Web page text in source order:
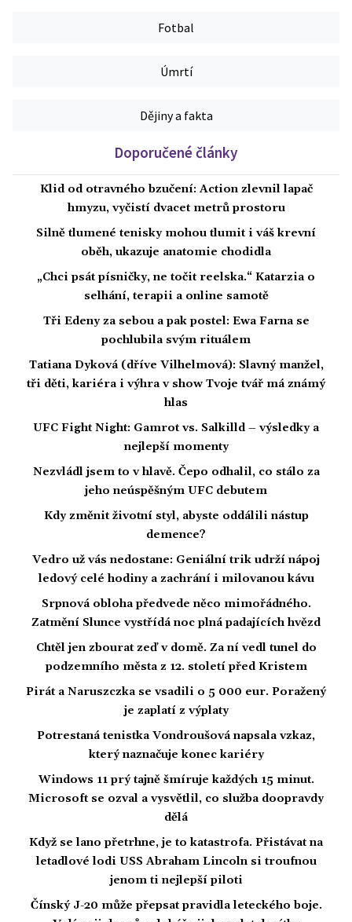
Fotbal
Úmrtí
Dějiny a fakta
Doporučené články
Klid od otravného bzučení: Action zlevnil lapač
hmyzu, vyčistí dvacet metrů prostoru
Silně tlumené tenisky mohou tlumit i váš krevní
oběh, ukazuje anatomie chodidla
„Chci psát písničky, ne točit reelska.“ Katarzia o
selhání, terapii a online samotě
Tři Edeny za sebou a pak postel: Ewa Farna se
pochlubila svým rituálem
Tatiana Dyková (dříve Vilhelmová): Slavný manžel,
tři děti, kariéra i výhra v show Tvoje tvář má známý
hlas
UFC Fight Night: Gamrot vs. Salkilld – výsledky a
nejlepší momenty
Nezvládl jsem to v hlavě. Čepo odhalil, co stálo za
jeho neúspěšným UFC debutem
Kdy změnit životní styl, abyste oddálili nástup
demence?
Vedro už vás nedostane: Geniální trik udrží nápoj
ledový celé hodiny a zachrání i milovanou kávu
Srpnová obloha předvede něco mimořádného.
Zatmění Slunce vystřídá noc plná padajících hvězd
Chtěl jen zbourat zeď v domě. Za ní vedl tunel do
podzemního města z 12. století před Kristem
Pirát a Naruszczka se vsadili o 5 000 eur. Poražený
je zaplatí z výplaty
Potrestaná tenistka Vondroušová napsala vzkaz,
který naznačuje konec kariéry
Windows 11 prý tajně šmíruje každých 15 minut.
Microsoft se ozval a vysvětlil, co služba doopravdy
dělá
Když se lano přetrhne, je to katastrofa. Přistávat na
letadlové lodi USS Abraham Lincoln si troufnou
jenom ti nejlepší piloti
Čínský J-20 může přepsat pravidla leteckého boje.